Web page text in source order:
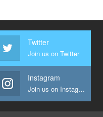
Twitter
Join us on Twitter
Instagram
Join us on Instagram